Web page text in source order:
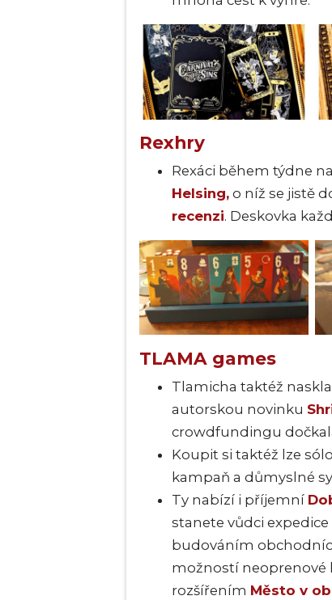
Rexhry
Rexáci během týdne
Helsing, o níž se jistě
recenzi. Deskovka
TLAMA games
Tlamicha taktéž
autorskou novinku
crowdfundingu
Koupit si taktéž lze
kampaň a důmyslné
Ty nabízí i příjemní
stanete vůdci
budováním
možností neoprenové
rozšířením Město v